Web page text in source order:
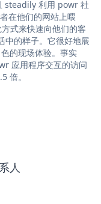
steadily 利用 powr 社
在他们的网站上喂
式来快速向他们的客
中的样子。它很好地展
的现场体验。事实
应用程序交互的访问
倍。
人